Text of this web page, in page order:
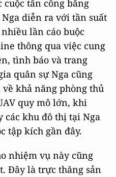
tấn công bằng
diễn ra với tần suất
lần cáo buộc
thông qua việc cung
tình báo và trang
quân sự Nga cũng
khả năng phòng thủ
quy mô lớn, khi
các khu đô thị tại Nga
tập kích gần đây.
nhiệm vụ này cũng
Đây là trực thăng sản